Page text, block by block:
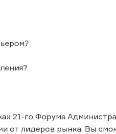
21-го Форума
от лидеров рынка. Вы